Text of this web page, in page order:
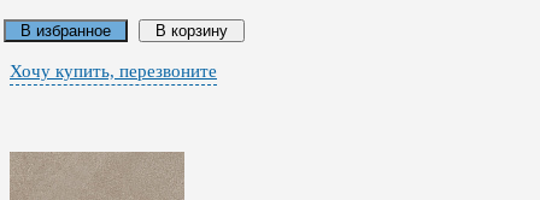
В избранное В корзину
Хочу купить, перезвоните